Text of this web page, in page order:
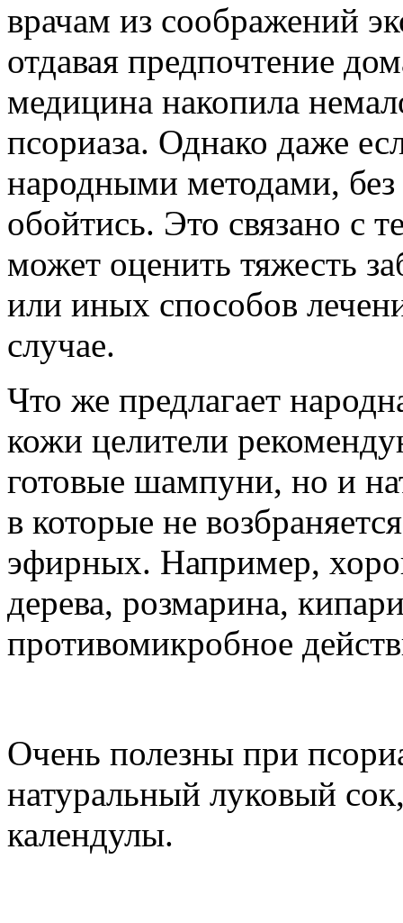
врачам из соображений
отдавая предпочтение
медицина накопила
псориаза. Однако даже
народными методами, без
обойтись. Это связано с
может оценить тяжесть
или иных способов
случае.
Что же предлагает
кожи целители
готовые шампуни, но и
в которые не
эфирных. Например,
дерева, розмарина,
противомикробное
Очень полезны при
натуральный луковый
календулы.